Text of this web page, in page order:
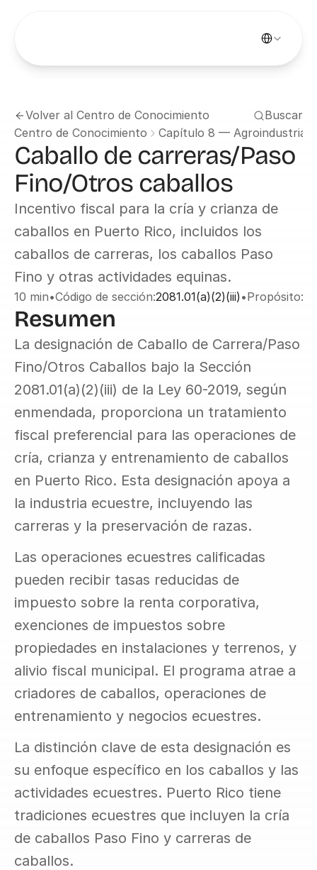
Volver al Centro de Conocimiento
Buscar
Centro de Conocimiento
Capítulo 8 — Agroindustria
Caballo de carreras/Paso
Fino/Otros caballos
Incentivo fiscal para la cría y crianza de
caballos en Puerto Rico, incluidos los
caballos de carreras, los caballos Paso
Fino y otras actividades equinas.
10 min•Código de sección:2081.01(a)(2)(iii)•Propósito:
Resumen
La designación de Caballo de Carrera/Paso
Fino/Otros Caballos bajo la Sección
2081.01(a)(2)(iii) de la Ley 60-2019, según
enmendada, proporciona un tratamiento
fiscal preferencial para las operaciones de
cría, crianza y entrenamiento de caballos
en Puerto Rico. Esta designación apoya a
la industria ecuestre, incluyendo las
carreras y la preservación de razas.
Las operaciones ecuestres calificadas
pueden recibir tasas reducidas de
impuesto sobre la renta corporativa,
exenciones de impuestos sobre
propiedades en instalaciones y terrenos, y
alivio fiscal municipal. El programa atrae a
criadores de caballos, operaciones de
entrenamiento y negocios ecuestres.
La distinción clave de esta designación es
su enfoque específico en los caballos y las
actividades ecuestres. Puerto Rico tiene
tradiciones ecuestres que incluyen la cría
de caballos Paso Fino y carreras de
caballos.